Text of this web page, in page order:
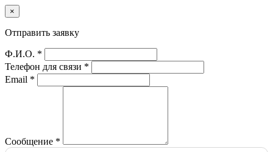
×
Отправить заявку
Ф.И.О. *
Телефон для связи *
Email *
Сообщение *